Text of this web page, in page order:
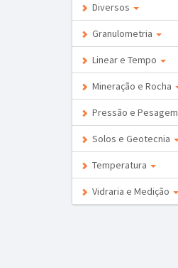
Diversos
Granulometria
Linear e Tempo
Mineração e Rocha
Pressão e Pesagem
Solos e Geotecnia
Temperatura
Vidraria e Medição